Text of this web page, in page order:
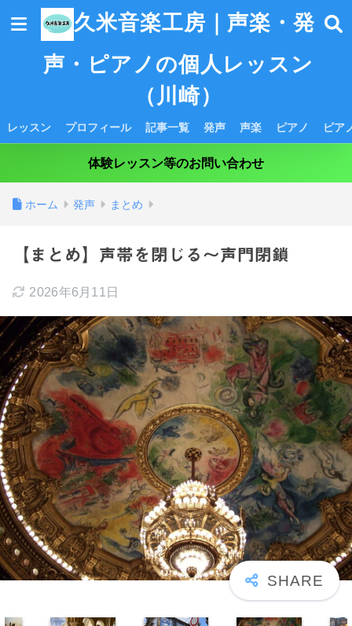
久米音楽工房｜声楽・発
声・ピアノの個人レッスン
（川崎）
レッスン プロフィール 記事一覧 発声 声楽 ピアノ ピア
体験レッスン等のお問い合わせ
ホーム 発声 まとめ
【まとめ】声帯を閉じる～声門閉鎖
2026年6月11日